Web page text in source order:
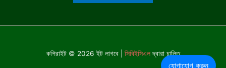
কপিরাইট © 2026 ইট লাগবে | সিবিইসিএলদ্বারা চালিত
যোগাযোগ করুন